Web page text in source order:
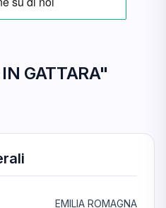
GATTARA"
EMILIA ROMAGNA